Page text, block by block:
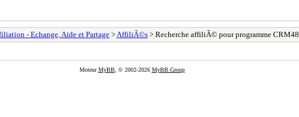
- Echange, Aide et Partage> AffiliÃ©s > Recherche affiliÃ© pour programme CRM48
MoteurMyBB, © 2002-2026 MyBB Group